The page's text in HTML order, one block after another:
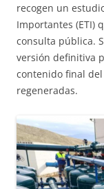
recogen un
Importantes (ETI)
consulta pública.
versión definitiva
contenido final
regeneradas.